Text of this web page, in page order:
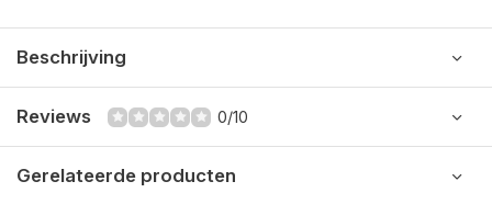
Beschrijving
Reviews 0/10
Gerelateerde producten